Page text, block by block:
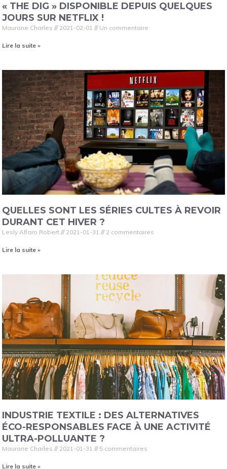
« THE DIG » DISPONIBLE DEPUIS QUELQUES
JOURS SUR NETFLIX !
Maurane Charles 2021-02-01 Un commentaire
Lire la suite »
QUELLES SONT LES SÉRIES CULTES À REVOIR
DURANT CET HIVER ?
Lesly Alfaro Robert 2021-01-31 2 commentaires
Lire la suite »
INDUSTRIE TEXTILE : DES ALTERNATIVES
ÉCO-RESPONSABLES FACE À UNE ACTIVITÉ
ULTRA-POLLUANTE ?
Maurane Charles 2021-01-31 5 commentaires
Lire la suite »